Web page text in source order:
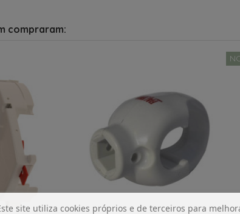
compraram:
site utiliza cookies próprios e de terceiros para